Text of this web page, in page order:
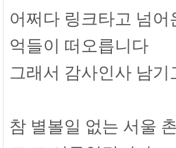
어쩌다 링크타고 넘
억들이 떠오릅니다
그래서 감사인사 남
참 별볼일 없는 서울